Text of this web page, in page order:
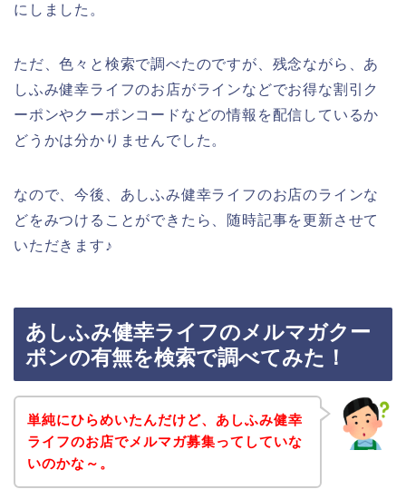
にしました。
ただ、色々と検索で調べたのですが、残念ながら、あ
しふみ健幸ライフのお店がラインなどでお得な割引ク
ーポンやクーポンコードなどの情報を配信しているか
どうかは分かりませんでした。
なので、今後、あしふみ健幸ライフのお店のラインな
どをみつけることができたら、随時記事を更新させて
いただきます♪
あしふみ健幸ライフのメルマガクー
ポンの有無を検索で調べてみた！
単純にひらめいたんだけど、あしふみ健幸
ライフのお店でメルマガ募集ってしていな
いのかな～。